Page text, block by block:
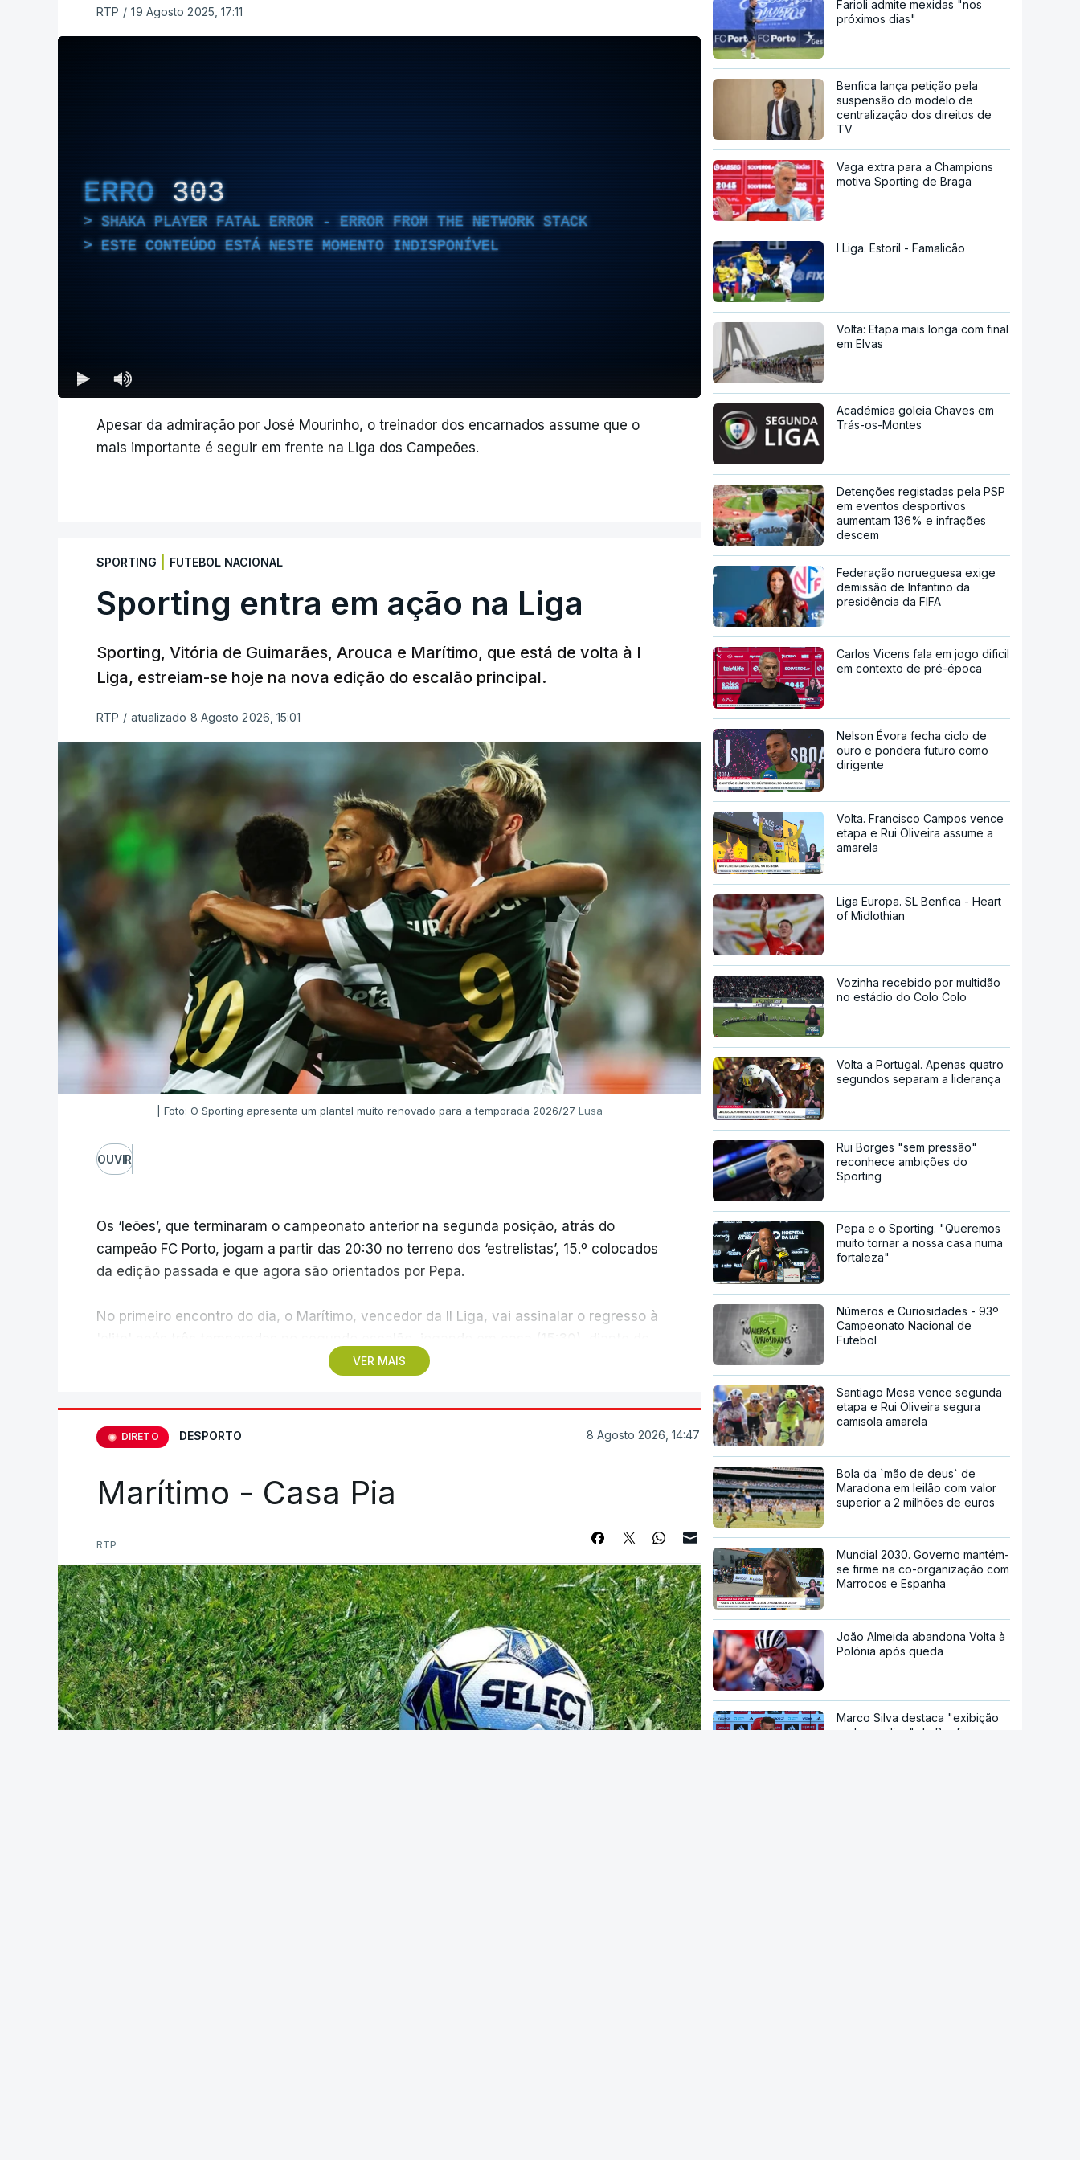
RTP / 19 Agosto 2025, 17:11
ERRO 303
SHAKA PLAYER FATAL ERROR - ERROR FROM THE NETWORK STACK
ESTE CONTEÚDO ESTÁ NESTE MOMENTO INDISPONÍVEL
Apesar da admiração por José Mourinho, o treinador dos encarnados assume que o
mais importante é seguir em frente na Liga dos Campeões.
SPORTING FUTEBOL NACIONAL
Sporting entra em ação na Liga
Sporting, Vitória de Guimarães, Arouca e Marítimo, que está de volta à I
Liga, estreiam-se hoje na nova edição do escalão principal.
RTP / atualizado 8 Agosto 2026, 15:01
| Foto: O Sporting apresenta um plantel muito renovado para a temporada 2026/27 Lusa
OUVIR
VER MAIS
Os ‘leões’, que terminaram o campeonato anterior na segunda posição, atrás do
campeão FC Porto, jogam a partir das 20:30 no terreno dos ‘estrelistas’, 15.º colocados
da edição passada e que agora são orientados por Pepa.
No primeiro encontro do dia, o Marítimo, vencedor da II Liga, vai assinalar o regresso à
Casa Pia, formação que apenas garantiu a manutenção no play-off.
Pelo meio dos jogos na Reboleira e na Madeira, o estádio do Vitória de Guimarães será
o palco do duelo entre minhotos e o Arouca (18:00), dois conjuntos que concluíram
2025/26 na primeira metade da classificação e exatamente com os mesmos pontos.
A 93.ª edição do campeonato luso arrancou na sexta-feira, com um empate entre
(Com Lusa)
DIRETO DESPORTO 8 Agosto 2026, 14:47
Marítimo - Casa Pia
RTP
Farioli admite mexidas "nos
próximos dias"
Benfica lança petição pela
suspensão do modelo de
centralização dos direitos de
TV
Vaga extra para a Champions
motiva Sporting de Braga
I Liga. Estoril - Famalicão
Volta: Etapa mais longa com final
em Elvas
Académica goleia Chaves em
Trás-os-Montes
Detenções registadas pela PSP
em eventos desportivos
aumentam 136% e infrações
descem
Federação norueguesa exige
demissão de Infantino da
presidência da FIFA
Carlos Vicens fala em jogo dificil
em contexto de pré-época
Nelson Évora fecha ciclo de
ouro e pondera futuro como
dirigente
Volta. Francisco Campos vence
etapa e Rui Oliveira assume a
amarela
Liga Europa. SL Benfica - Heart
of Midlothian
Vozinha recebido por multidão
no estádio do Colo Colo
Volta a Portugal. Apenas quatro
segundos separam a liderança
Rui Borges "sem pressão"
reconhece ambições do
Sporting
Pepa e o Sporting. "Queremos
muito tornar a nossa casa numa
fortaleza"
Números e Curiosidades - 93º
Campeonato Nacional de
Futebol
Santiago Mesa vence segunda
etapa e Rui Oliveira segura
camisola amarela
Bola da `mão de deus` de
Maradona em leilão com valor
superior a 2 milhões de euros
Mundial 2030. Governo mantém-
se firme na co-organização com
Marrocos e Espanha
João Almeida abandona Volta à
Polónia após queda
Marco Silva destaca "exibição
muito positiva" do Benfica